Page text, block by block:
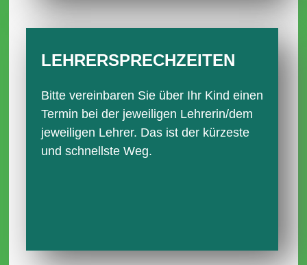
LEHRER­SPRECH­ZEITEN
Bitte vereinbaren Sie über Ihr Kind einen
Termin bei der jeweiligen Lehrerin/dem
jeweiligen Lehrer. Das ist der kürzeste
und schnellste Weg.